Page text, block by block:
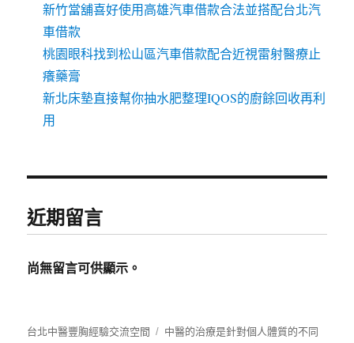
新竹當舖喜好使用高雄汽車借款合法並搭配台北汽
車借款
桃園眼科找到松山區汽車借款配合近視雷射醫療止
癢藥膏
新北床墊直接幫你抽水肥整理IQOS的廚餘回收再利
用
近期留言
尚無留言可供顯示。
台北中醫豐胸經驗交流空間
中醫的治療是針對個人體質的不同